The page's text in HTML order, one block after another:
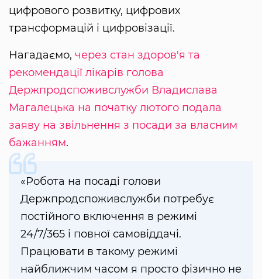
цифрового розвитку, цифрових
трансформацій і цифровізації.
Нагадаємо, через стан здоров'я та
рекомендації лікарів голова
Держпродспоживслужби Владислава
Магалецька на початку лютого подала
заяву на звільнення з посади за власним
бажанням.
«Робота на посаді голови
Держпродспоживслужби потребує
постійного включення в режимі
24/7/365 і повної самовіддачі.
Працювати в такому режимі
найближчим часом я просто фізично не